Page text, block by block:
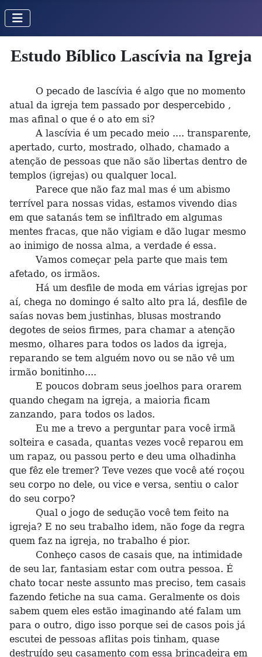
Estudo Bíblico Lascívia na Igreja
O pecado de lascívia é algo que no momento
atual da igreja tem passado por despercebido ,
mas afinal o que é o ato em si?
A lascívia é um pecado meio .... transparente,
apertado, curto, mostrado, olhado, chamado a
atenção de pessoas que não são libertas dentro de
templos (igrejas) ou qualquer local.
Parece que não faz mal mas é um abismo
terrível para nossas vidas, estamos vivendo dias
em que satanás tem se infiltrado em algumas
mentes fracas, que não vigiam e dão lugar mesmo
ao inimigo de nossa alma, a verdade é essa.
Vamos começar pela parte que mais tem
afetado, os irmãos.
Há um desfile de moda em várias igrejas por
aí, chega no domingo é salto alto pra lá, desfile de
saías novas bem justinhas, blusas mostrando
degotes de seios firmes, para chamar a atenção
mesmo, olhares para todos os lados da igreja,
reparando se tem alguém novo ou se não vê um
irmão bonitinho....
E poucos dobram seus joelhos para orarem
quando chegam na igreja, a maioria ficam
zanzando, para todos os lados.
Eu me a trevo a perguntar para você irmã
solteira e casada, quantas vezes você reparou em
um rapaz, ou passou perto e deu uma olhadinha
que fêz ele tremer? Teve vezes que você até roçou
seu corpo no dele, ou vice e versa, sentiu o calor
do seu corpo?
Qual o jogo de sedução você tem feito na
igreja? E no seu trabalho idem, não foge da regra
quem faz na igreja, no trabalho é pior.
Conheço casos de casais que, na intimidade
de seu lar, fantasiam estar com outra pessoa. É
chato tocar neste assunto mas preciso, tem casais
fazendo fetiche na sua cama. Geralmente os dois
sabem quem eles estão imaginando até falam um
para o outro, digo isso porque sei de casos pois já
escutei de pessoas aflitas pois tinham, quase
destruído seu casamento com essa brincadeira em